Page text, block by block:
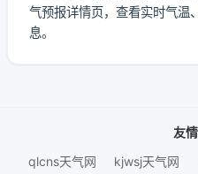
气预报详情页，查看实时气温
息。
友
qlcns天气网
kjwsj天气网